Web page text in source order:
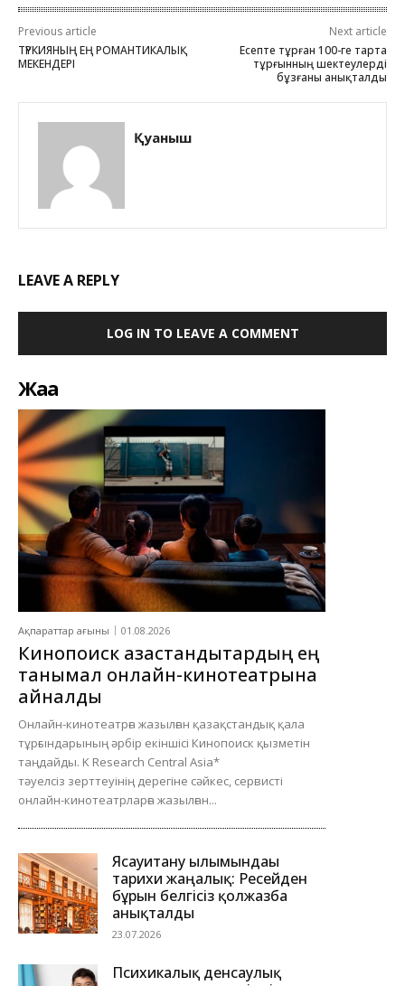
Previous article
ТҮРКИЯНЫҢ ЕҢ РОМАНТИКАЛЫҚ
МЕКЕНДЕРІ
Next article
Есепте тұрған 100-ге тарта
тұрғынның шектеулерді
бұзғаны анықталды
Қуаныш
LEAVE A REPLY
LOG IN TO LEAVE A COMMENT
Жаңа
Ақпараттар ағыны 01.08.2026
Кинопоиск қазақстандықтардың ең
танымал онлайн-кинотеатрына
айналды
Онлайн-кинотеатрға жазылған қазақстандық қала
тұрғындарының әрбір екіншісі Кинопоиск қызметін
таңдайды. K Research Central Asia*
тәуелсіз зерттеуінің дерегіне сәйкес, сервисті
онлайн-кинотеатрларға жазылған...
Ясауитану ғылымындағы
тарихи жаңалық: Ресейден
бұрын белгісіз қолжазба
анықталды
23.07.2026
Психикалық денсаулық